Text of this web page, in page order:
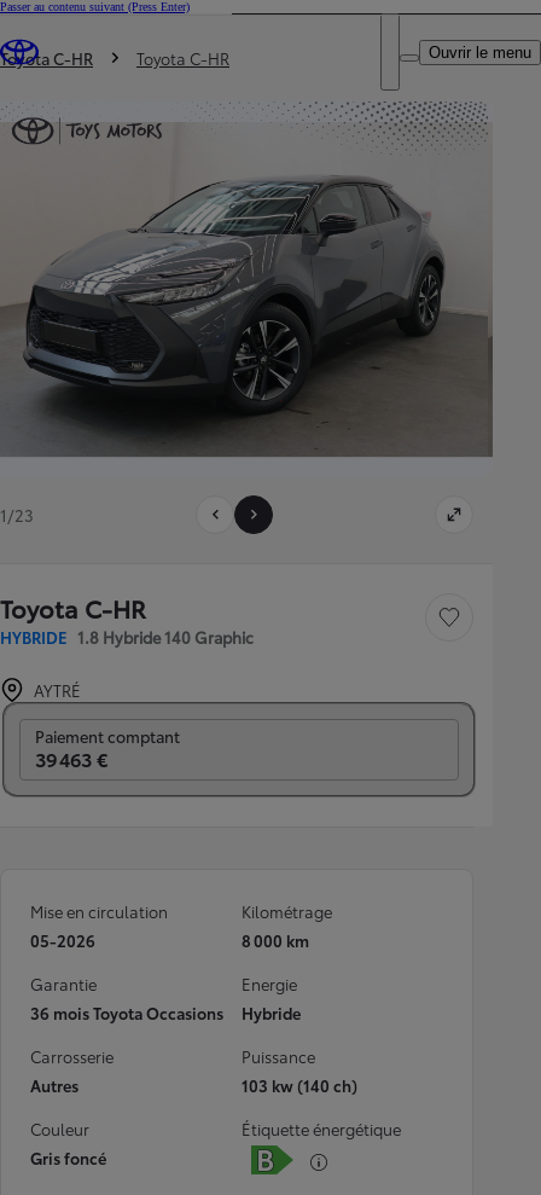
Passer au contenu suivant (Press Enter)
Trouvez un partenaire Toyota
DEALER NAME
Ouvrir le menu
Vous êtes ici
Toyota C-HR Toyota C-HR
1/23
Toyota C-HR
HYBRIDE 1.8 Hybride 140 Graphic
Sauvegarder le
AYTRÉ
Paiement comptant
39 463 €
Mise en circulation
05-2026
Kilométrage
8 000 km
Garantie
36 mois Toyota Occasions
Energie
Hybride
Carrosserie
Autres
Puissance
103 kw (140 ch)
Couleur
Gris foncé
Étiquette énergétique